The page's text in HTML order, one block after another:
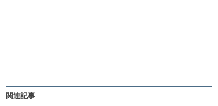
関連記事